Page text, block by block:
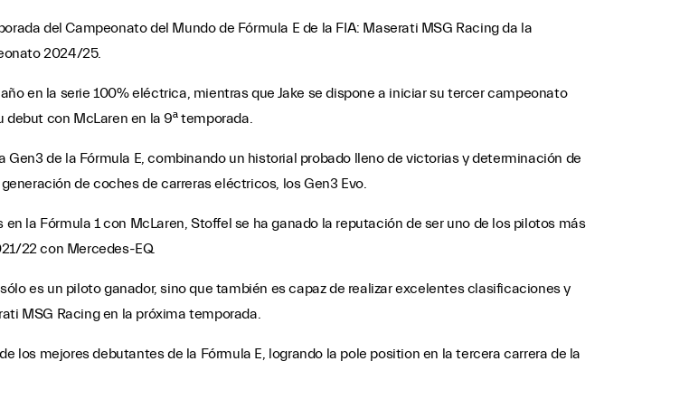
del Campeonato del Mundo de Fórmula E de la FIA: Maserati MSG Racing da la
2024/25.
en la serie 100% eléctrica, mientras que Jake se dispone a iniciar su tercer campeonato
con McLaren en la 9ª temporada.
de la Fórmula E, combinando un historial probado lleno de victorias y determinación de
de coches de carreras eléctricos, los Gen3 Evo.
la Fórmula 1 con McLaren, Stoffel se ha ganado la reputación de ser uno de los pilotos más
22 con Mercedes-EQ.
es un piloto ganador, sino que también es capaz de realizar excelentes clasificaciones y
MSG Racing en la próxima temporada.
los mejores debutantes de la Fórmula E, logrando la pole position en la tercera carrera de la